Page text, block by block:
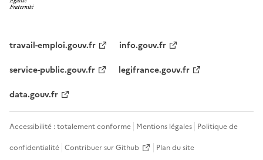
travail-emploi.gouv.fr
info.gouv.fr
service-public.gouv.fr
legifrance.gouv.fr
data.gouv.fr
Accessibilité : totalement conforme Mentions légales Politique de
confidentialité Contribuer sur Github Plan du site